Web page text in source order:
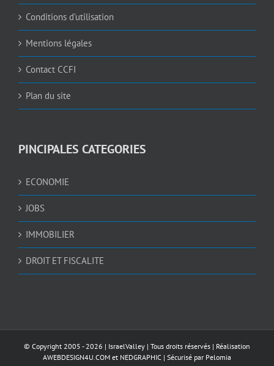
Conditions d’utilisation
Mentions légales
Contact CCFI
Plan du site
PINCIPALES CATEGORIES
ECONOMIE
JOBS
IMMOBILIER
DROIT ET FISCALITE
© Copyright 2005 -2026 | IsraelValley | Tous droits réservés | Réalisation
AWEBDESIGN4U.COM et NEDGRAPHIC | Sécurisé par Pelomia